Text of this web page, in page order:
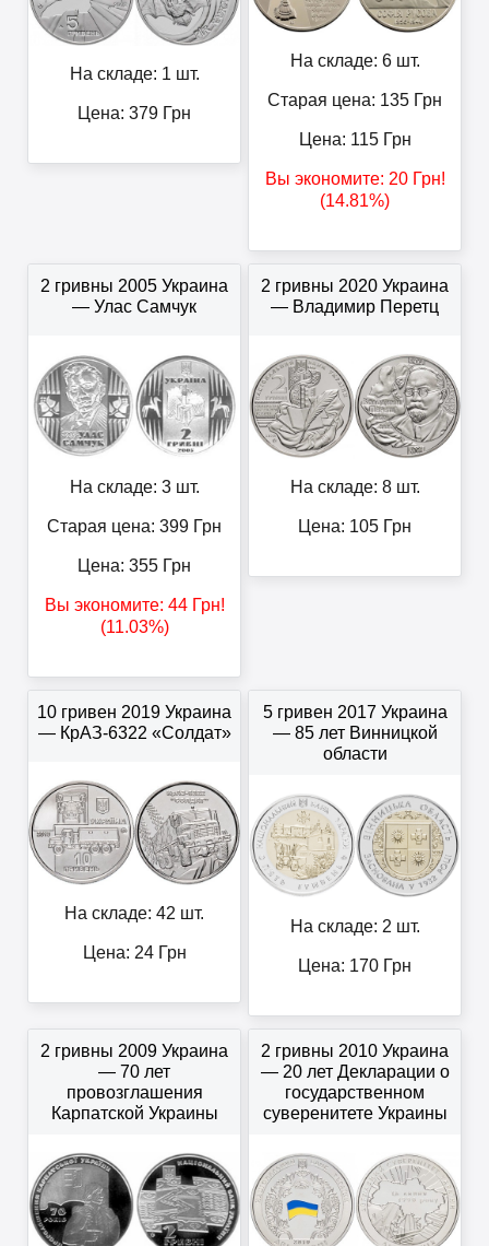
На складе: 1 шт.
Цена: 379 Грн
На складе: 6 шт.
Старая цена: 135 Грн
Цена: 115Грн
Вы экономите: 20Грн!
(14.81%)
2 гривны 2005 Украина
— Улас Самчук
На складе: 3 шт.
Старая цена: 399 Грн
Цена: 355 Грн
Вы экономите: 44Грн!
(11.03%)
2 гривны 2020 Украина
— Владимир Перетц
На складе: 8 шт.
Цена: 105 Грн
10 гривен 2019 Украина
— КрАЗ-6322 «Солдат»
На складе: 42 шт.
Цена: 24Грн
5 гривен 2017 Украина
— 85 лет Винницкой
области
На складе: 2 шт.
Цена: 170 Грн
2 гривны 2009 Украина
— 70 лет
провозглашения
Карпатской Украины
2 гривны 2010 Украина
— 20 лет Декларации о
государственном
суверенитете Украины